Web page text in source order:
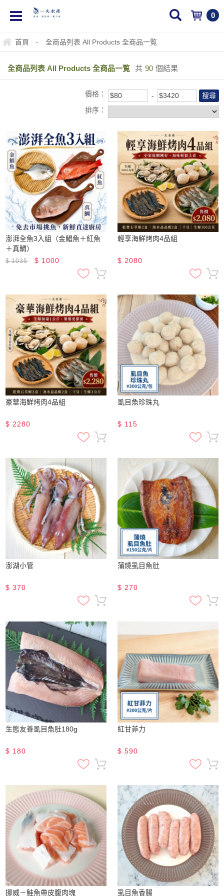
0
首頁 - 全商品列表 All Products 全商品一覧
全商品列表 All Products 全商品一覧 共 90 個結果
價格：
排序：
澎湃全魚3入組（金鯧魚＋紅魚
＋真鯛）
$1035 $ 1000
輕享海鮮烤肉4品組
$ 2080
豪華海鮮烤肉4品組
$ 2280
虱目魚珍珠丸
$ 115
澎湖小管
$ 370
蒲燒虱目魚肚
$ 270
生態友善虱目魚肚180g
$ 180
紅甘菲力
$ 590
挪威－鮭魚帶皮腹肉塊 虱目魚香腸